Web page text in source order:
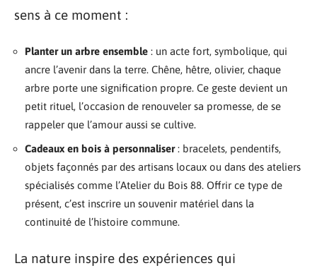
sens à ce moment :
Planter un arbre ensemble : un acte fort, symbolique, qui
ancre l’avenir dans la terre. Chêne, hêtre, olivier, chaque
arbre porte une signification propre. Ce geste devient un
petit rituel, l’occasion de renouveler sa promesse, de se
rappeler que l’amour aussi se cultive.
Cadeaux en bois à personnaliser: bracelets, pendentifs,
objets façonnés par des artisans locaux ou dans des ateliers
spécialisés comme l’Atelier du Bois 88. Offrir ce type de
présent, c’est inscrire un souvenir matériel dans la
continuité de l’histoire commune.
La nature inspire des expériences qui